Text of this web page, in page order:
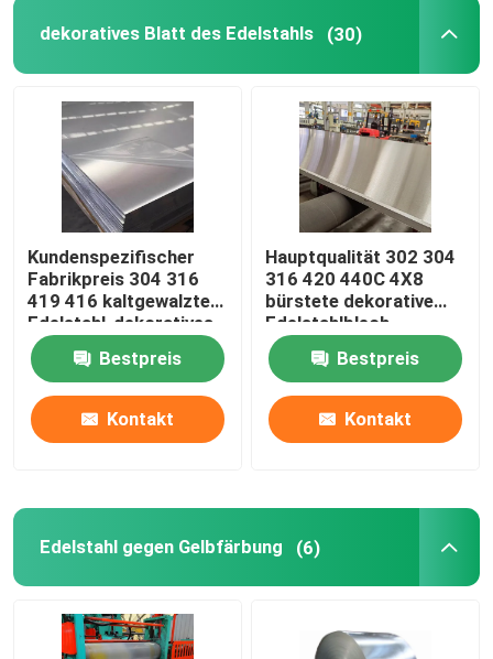
dekoratives Blatt des Edelstahls (30)
Kundenspezifischer
Fabrikpreis 304 316
419 416 kaltgewalztes
Edelstahl-dekoratives
Blech 4x8
Bestpreis
Kontakt
Hauptqualität 302 304
316 420 440C 4X8
bürstete dekorative
Edelstahlblech-
Metallplatte
Bestpreis
Kontakt
Edelstahl gegen Gelbfärbung (6)